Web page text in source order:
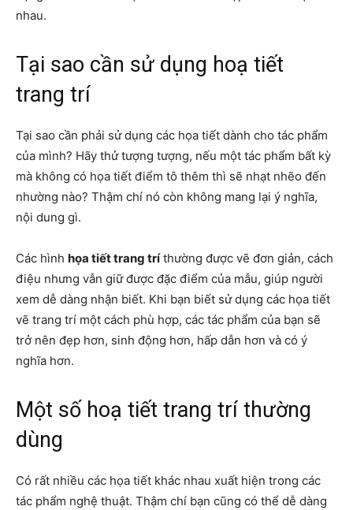
nhau.
Tại sao cần sử dụng hoạ tiết
trang trí
Tại sao cần phải sử dụng các họa tiết dành cho tác phẩm
của mình? Hãy thử tượng tượng, nếu một tác phẩm bất kỳ
mà không có họa tiết điểm tô thêm thì sẽ nhạt nhẽo đến
nhường nào? Thậm chí nó còn không mang lại ý nghĩa,
nội dung gì.
Các hình họa tiết trang tríthường được vẽ đơn giản, cách
điệu nhưng vẫn giữ được đặc điểm của mẫu, giúp người
xem dễ dàng nhận biết. Khi bạn biết sử dụng các họa tiết
vẽ trang trí một cách phù hợp, các tác phẩm của bạn sẽ
trở nên đẹp hơn, sinh động hơn, hấp dẫn hơn và có ý
nghĩa hơn.
Một số hoạ tiết trang trí thường
dùng
Có rất nhiều các họa tiết khác nhau xuất hiện trong các
tác phẩm nghệ thuật. Thậm chí bạn cũng có thể dễ dàng